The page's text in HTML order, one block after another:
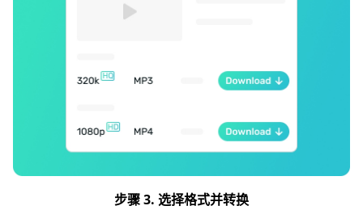
步骤 3. 选择格式并转换